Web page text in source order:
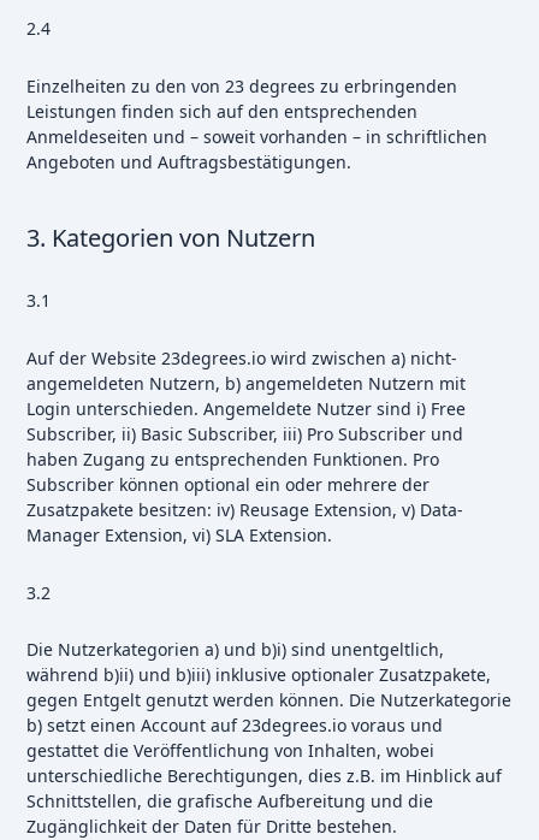
2.4
Einzelheiten zu den von 23 degrees zu erbringenden
Leistungen finden sich auf den entsprechenden
Anmeldeseiten und – soweit vorhanden – in schriftlichen
Angeboten und Auftragsbestätigungen.
3. Kategorien von Nutzern
3.1
Auf der Website 23degrees.io wird zwischen a) nicht-
angemeldeten Nutzern, b) angemeldeten Nutzern mit
Login unterschieden. Angemeldete Nutzer sind i) Free
Subscriber, ii) Basic Subscriber, iii) Pro Subscriber und
haben Zugang zu entsprechenden Funktionen. Pro
Subscriber können optional ein oder mehrere der
Zusatzpakete besitzen: iv) Reusage Extension, v) Data-
Manager Extension, vi) SLA Extension.
3.2
Die Nutzerkategorien a) und b)i) sind unentgeltlich,
während b)ii) und b)iii) inklusive optionaler Zusatzpakete,
gegen Entgelt genutzt werden können. Die Nutzerkategorie
b) setzt einen Account auf 23degrees.io voraus und
gestattet die Veröffentlichung von Inhalten, wobei
unterschiedliche Berechtigungen, dies z.B. im Hinblick auf
Schnittstellen, die grafische Aufbereitung und die
Zugänglichkeit der Daten für Dritte bestehen.